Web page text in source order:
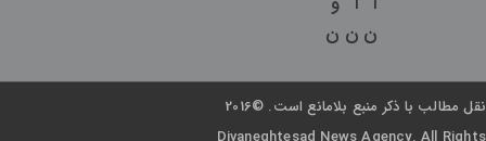
ن ن ن
نقل مطالب با ذکر منبع بلامانع است. ©2016